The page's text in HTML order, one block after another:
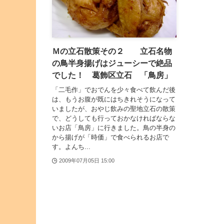
Ｍの立石散策その２ 立石名物
の鳥半身揚げはジューシーで絶品
でした！ 葛飾区立石 「鳥房」
「二毛作」でおでんを少々食べて飲んだ後
は、もうお腹が既にはちきれそうになって
いましたが、おやじ飲みの聖地立石の散策
で、どうしても行っておかなければならな
いお店「鳥房」に行きました。鳥の半身の
から揚げが「時価」で食べられるお店で
す。よんち...
2009年07月05日 15:00